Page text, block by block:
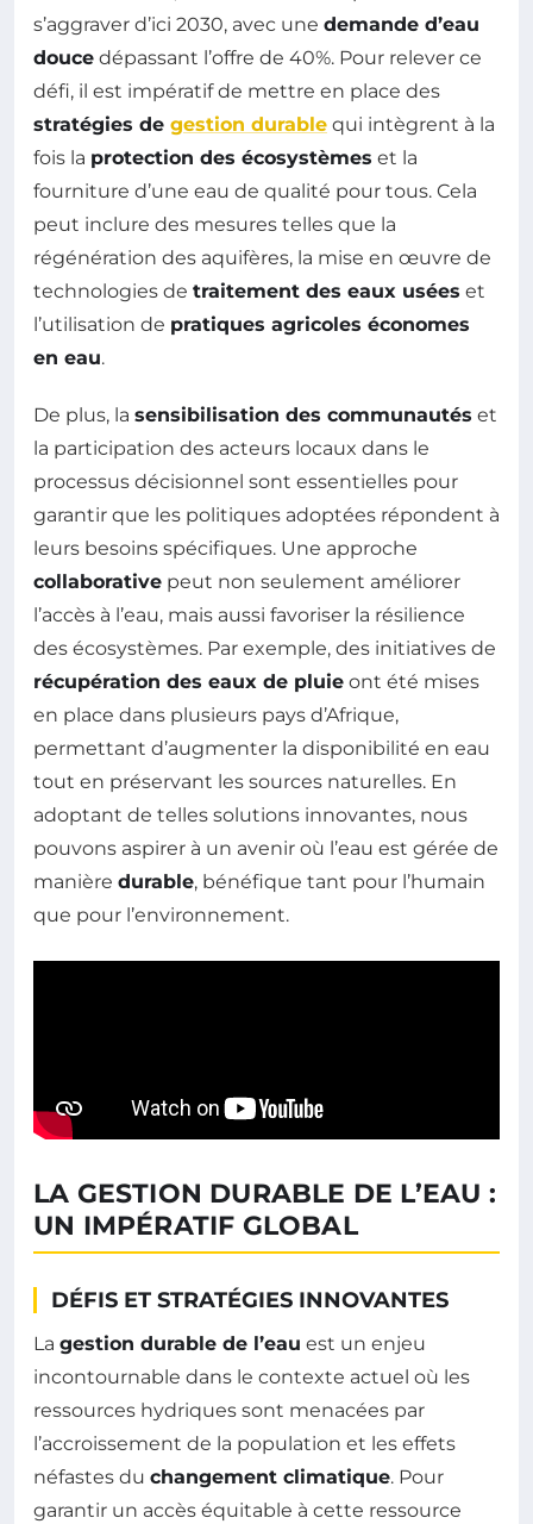
s’aggraver d’ici 2030, avec une demande d’eau
douce dépassant l’offre de 40%. Pour relever ce
défi, il est impératif de mettre en place des
stratégies de gestion durable qui intègrent à la
fois la protection des écosystèmes et la
fourniture d’une eau de qualité pour tous. Cela
peut inclure des mesures telles que la
régénération des aquifères, la mise en œuvre de
technologies de traitement des eaux usées et
l’utilisation de pratiques agricoles économes
en eau.
De plus, la sensibilisation des communautés et
la participation des acteurs locaux dans le
processus décisionnel sont essentielles pour
garantir que les politiques adoptées répondent à
leurs besoins spécifiques. Une approche
collaborative peut non seulement améliorer
l’accès à l’eau, mais aussi favoriser la résilience
des écosystèmes. Par exemple, des initiatives de
récupération des eaux de pluie ont été mises
en place dans plusieurs pays d’Afrique,
permettant d’augmenter la disponibilité en eau
tout en préservant les sources naturelles. En
adoptant de telles solutions innovantes, nous
pouvons aspirer à un avenir où l’eau est gérée de
manière durable, bénéfique tant pour l’humain
que pour l’environnement.
LA GESTION DURABLE DE L’EAU :
UN IMPÉRATIF GLOBAL
DÉFIS ET STRATÉGIES INNOVANTES
La gestion durable de l’eau est un enjeu
incontournable dans le contexte actuel où les
ressources hydriques sont menacées par
l’accroissement de la population et les effets
néfastes du changement climatique. Pour
garantir un accès équitable à cette ressource